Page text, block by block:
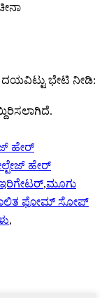
ದಯವಿಟ್ಟು ಭೇಟಿ ನೀಡಿ:
ಹೇರ್
ಹೇರ್
,ಮೂಗು
ಫೋಮ್ ಸೋಪ್
,